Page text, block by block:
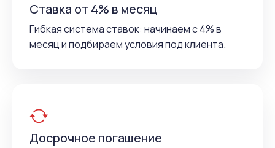
Ставка от 4% в месяц
Гибкая система ставок: начинаем с 4% в
месяц и подбираем условия под клиента.
Досрочное погашение